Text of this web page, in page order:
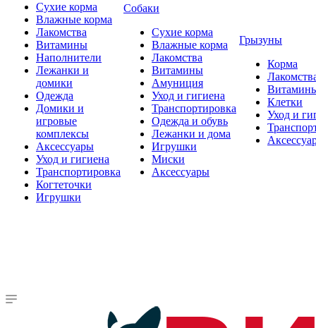
Сухие корма
Влажные корма
Лакомства
Витамины
Наполнители
Лежанки и
домики
Одежда
Домики и
игровые
комплексы
Аксессуары
Уход и гигиена
Транспортировка
Когтеточки
Игрушки
Собаки
Сухие корма
Влажные корма
Лакомства
Витамины
Амуниция
Уход и гигиена
Транспортировка
Одежда и обувь
Лежанки и дома
Игрушки
Миски
Аксессуары
Грызуны
Корма
Клетки
Уход и